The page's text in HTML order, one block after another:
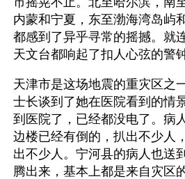
内蒙和宁夏，东至渤海湾岛屿
都感到了异乎寻常的摇撼。就
天文台都响起了扣人心弦的警
天津市是这场地震的重灾区之
士长谈到了她在医院看到的情
到医院了，已经都没电了。病
边楼已经有倒的，扒出不少人
出不少人。宁河县的病人也送
腾出来，基本上都是来自灾区